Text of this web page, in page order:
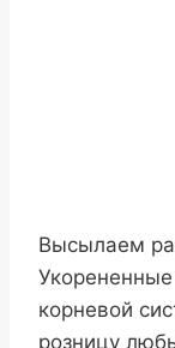
Высылаем
корневой
розницу